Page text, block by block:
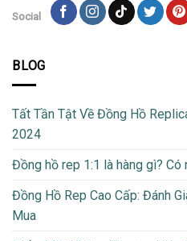
Social
BLOG
Tất Tần Tật Về Đồng Hồ
2024
Đồng hồ rep 1:1 là hàng gì? Có
Đồng Hồ Rep Cao Cấp: Đánh
Mua